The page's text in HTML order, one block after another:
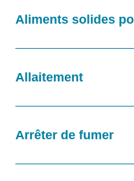
Aliments solides
Allaitement
Arrêter de fumer